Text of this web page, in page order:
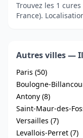
Trouvez les 1
France).
Autres villes —
Paris (50)
Boulogne-
Antony (8)
Saint-Maur-des-
Versailles (7)
Levallois-Perret (7)